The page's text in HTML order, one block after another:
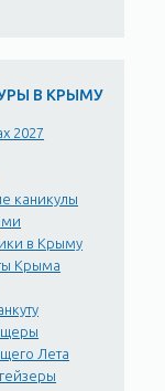
В КРЫМУ
2027
каникулы
в Крыму
Крыма
Лета